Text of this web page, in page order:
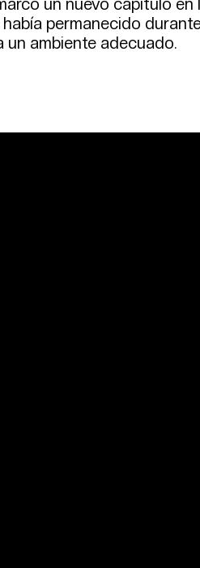
un nuevo capítulo
había permanecido
un ambiente adecuado.